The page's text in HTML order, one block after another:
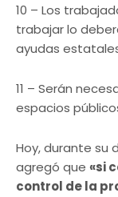
10 – Los
trabajar lo
ayudas
11 – Serán
espacios
Hoy, durante su
agregó que «si
control de la